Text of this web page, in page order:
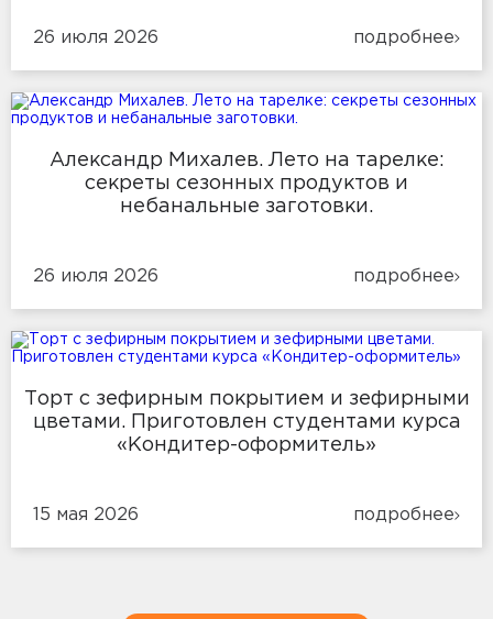
26 июля 2026 подробнее
Александр Михалев. Лето на тарелке:
секреты сезонных продуктов и
небанальные заготовки.
26 июля 2026 подробнее
Торт с зефирным покрытием и зефирными
цветами. Приготовлен студентами курса
«Кондитер-оформитель»
15 мая 2026 подробнее